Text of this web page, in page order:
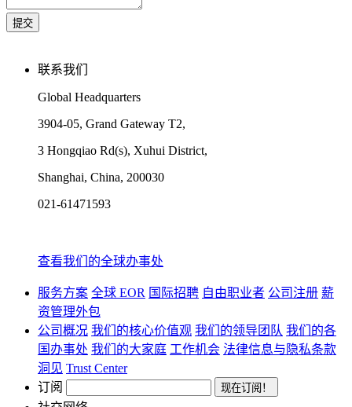
联系我们
Global Headquarters
3904-05, Grand Gateway T2,
3 Hongqiao Rd(s), Xuhui District,
Shanghai, China, 200030
021-61471593
查看我们的全球办事处
服务方案 全球 EOR 国际招聘 自由职业者 公司注册 薪
资管理外包
公司概况 我们的核心价值观 我们的领导团队 我们的各
国办事处 我们的大家庭 工作机会 法律信息与隐私条款
洞见 Trust Center
订阅